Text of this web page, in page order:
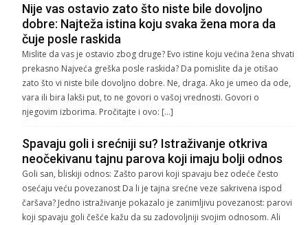
Nije vas ostavio zato što niste bile dovoljno
dobre: Najteža istina koju svaka žena mora da
čuje posle raskida
Mislite da vas je ostavio zbog druge? Evo istine koju većina žena shvati
prekasno Najveća greška posle raskida? Da pomislite da je otišao
zato što vi niste bile dovoljno dobre. Ne, draga. Ako je umeo da ode,
vara ili bira lakši put, to ne govori o vašoj vrednosti. Govori o
njegovim izborima. Pročitajte i ovo: […]
Spavaju goli i srećniji su? Istraživanje otkriva
neočekivanu tajnu parova koji imaju bolji odnos
Goli san, bliskiji odnos: Zašto parovi koji spavaju bez odeće često
osećaju veću povezanost Da li je tajna srećne veze sakrivena ispod
čaršava? Jedno istraživanje pokazalo je zanimljivu povezanost: parovi
koji spavaju goli češće kažu da su zadovoljniji svojim odnosom. Ali